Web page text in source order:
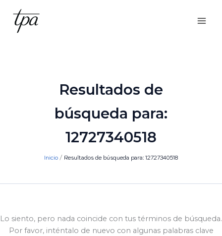
contenido
Resultados de
búsqueda para:
12727340518
Inicio Resultados de búsqueda para: 12727340518
Lo siento, pero nada coincide con tus términos de búsqueda.
Por favor, inténtalo de nuevo con algunas palabras clave